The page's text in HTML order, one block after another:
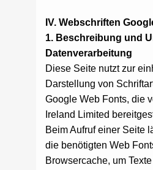
IV. Webschriften
1. Beschreibung und
Datenverarbeitung
Diese Seite nutzt zur
Darstellung von
Google Web Fonts, die
Ireland Limited
Beim Aufruf einer Seite
die benötigten Web
Browsercache, um